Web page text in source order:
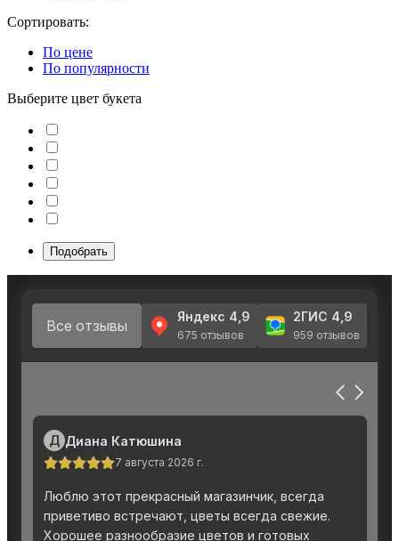
Сортировать:
По цене
По популярности
Выберите цвет букета
Подобрать